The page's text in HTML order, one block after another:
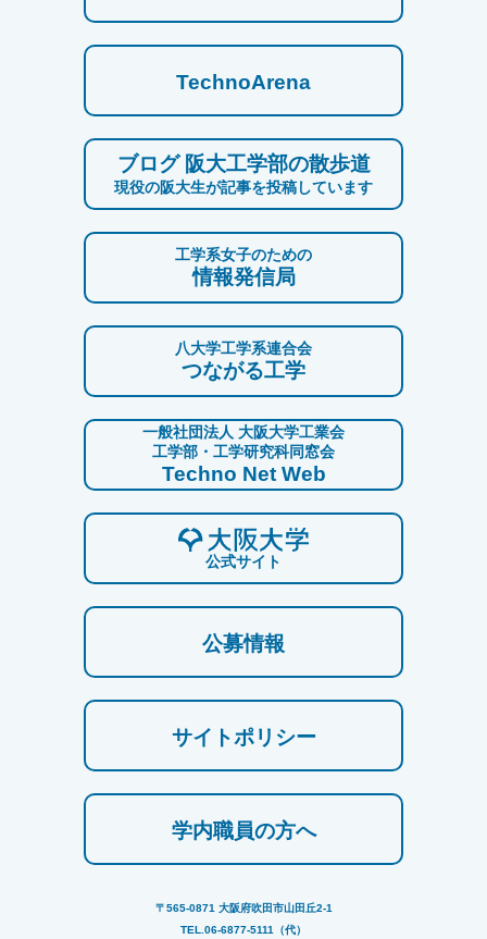
TechnoArena
ブログ 阪大工学部の散歩道
現役の阪大生が記事を投稿しています
工学系女子のための
情報発信局
八大学工学系連合会
つながる工学
一般社団法人 大阪大学工業会
工学部・工学研究科同窓会
Techno Net Web
公式サイト
公募情報
サイトポリシー
学内職員の方へ
〒565-0871 大阪府吹田市山田丘2-1
TEL.06-6877-5111（代）